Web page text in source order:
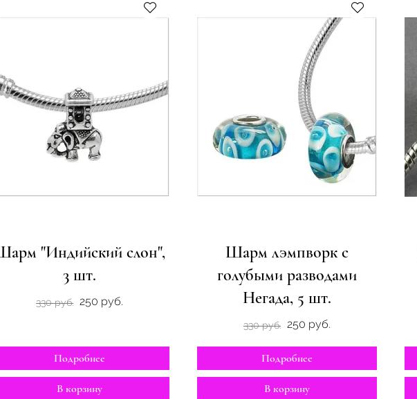
"Индийский слон",
3 шт.
330 руб. 250 руб.
Подробнее
В корзину
Шарм лэмпворк с
голубыми разводами
Негада, 5 шт.
330 руб. 250 руб.
Подробнее
В корзину